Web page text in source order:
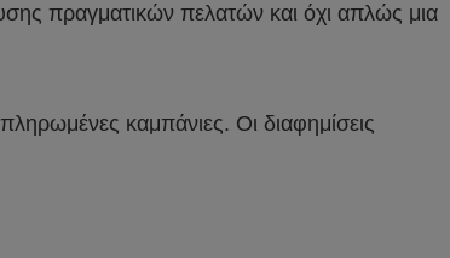
πραγματικών πελατών και όχι απλώς μια
καμπάνιες. Οι διαφημίσεις